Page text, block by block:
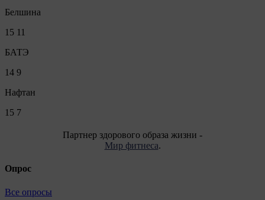
Белшина
15 11
БАТЭ
14 9
Нафтан
15 7
Партнер здорового образа жизни -
Мир фитнеса.
Опрос
Все опросы